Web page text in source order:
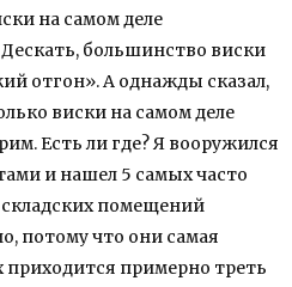
на самом деле
большинство виски
отгон». А однажды сказал,
виски на самом деле
Есть ли где? Я вооружился
и нашел 5 самых часто
помещений
потому что они самая
приходится примерно треть